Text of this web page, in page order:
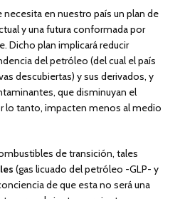
necesita en nuestro país un plan de
y una futura conformada por
Dicho plan implicará reducir
del petróleo (del cual el país
descubiertas) y sus derivados, y
que disminuyan el
lo tanto, impacten menos al medio
de transición, tales
(gas licuado del petróleo -GLP- y
de que esta no será una